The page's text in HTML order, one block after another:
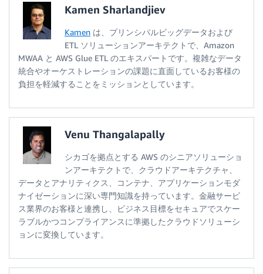
Kamen Sharlandjiev
Kamen は、プリンシパルビッグデータおよび
ETL ソリューションアーキテクトで、Amazon
MWAA と AWS Glue ETL のエキスパートです。複雑なデータ
統合やオーケストレーションの課題に直面しているお客様の
負担を軽減することをミッションとしています。
Venu Thangalapally
シカゴを拠点とする AWS のシニアソリューショ
ンアーキテクトで、クラウドアーキテクチャ、
データとアナリティクス、コンテナ、アプリケーションモダ
ナイゼーションに深い専門知識を持っています。金融サービ
ス業界のお客様と連携し、ビジネス目標をセキュアでスケー
ラブルかつコンプライアンスに準拠したクラウドソリューシ
ョンに変換しています。